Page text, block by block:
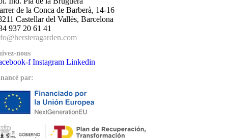
de la Conca de Barberà, 14-16
Castellar del Vallès, Barcelona
937 20 61 41
nous
f Instagram Linkedin
par: